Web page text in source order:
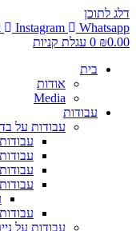
דלג לתוכן
Instagram
Whatsapp
₪0.00
0 עגלת קניות
בית
אודות
Media
עבודות
עבודות על בד
עבודות
עבודות 2023-2024
עבודות 2020-2022
עבודות 2018-2019
עבודות
עבודות על